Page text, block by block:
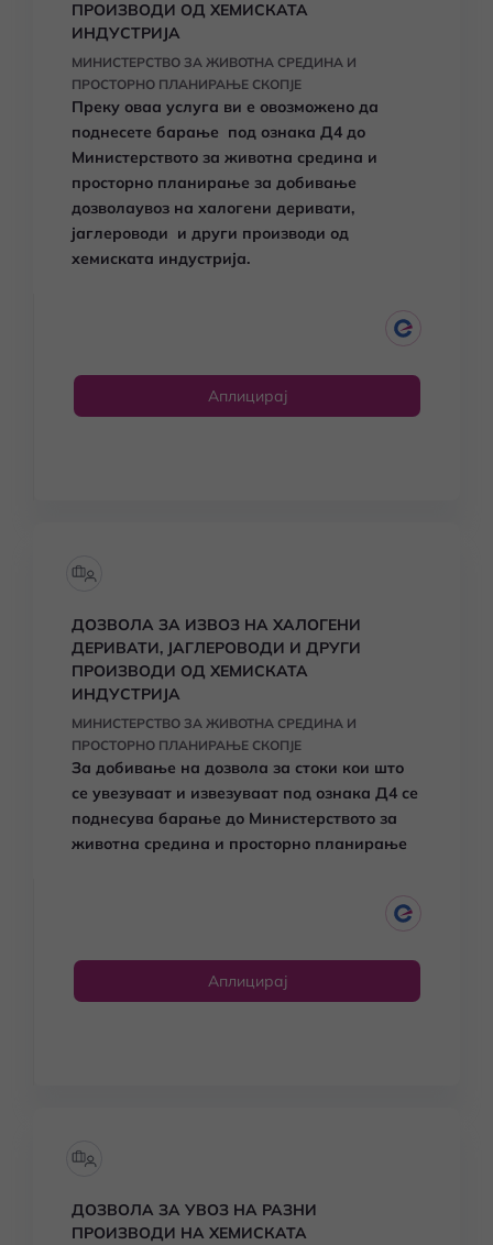
ПРОИЗВОДИ ОД ХЕМИСКАТА
ИНДУСТРИЈА
МИНИСТЕРСТВО ЗА ЖИВОТНА СРЕДИНА И
ПРОСТОРНО ПЛАНИРАЊЕ СКОПЈЕ
Преку оваа услуга ви е овозможено да
поднесете барање под ознака Д4 до
Министерството за животна средина и
просторно планирање за добивање
дозволаувоз на халогени деривати,
јаглероводи и други производи од
хемиската индустрија.
Аплицирај
ДОЗВОЛА ЗА ИЗВОЗ НА ХАЛОГЕНИ
ДЕРИВАТИ, ЈАГЛЕРОВОДИ И ДРУГИ
ПРОИЗВОДИ ОД ХЕМИСКАТА
ИНДУСТРИЈА
МИНИСТЕРСТВО ЗА ЖИВОТНА СРЕДИНА И
ПРОСТОРНО ПЛАНИРАЊЕ СКОПЈЕ
За добивање на дозвола за стоки кои што
се увезуваат и извезуваат под ознака Д4 се
поднесува барање до Министерството за
животна средина и просторно планирање
Аплицирај
ДОЗВОЛА ЗА УВОЗ НА РАЗНИ
ПРОИЗВОДИ НА ХЕМИСКАТА